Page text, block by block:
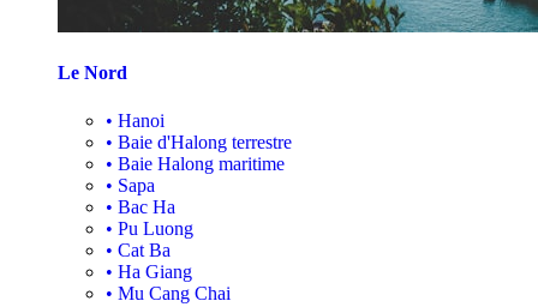
Le Nord
• Hanoi
• Baie d'Halong terrestre
• Baie Halong maritime
• Sapa
• Bac Ha
• Pu Luong
• Cat Ba
• Ha Giang
• Mu Cang Chai